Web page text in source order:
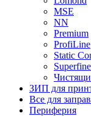
MSE
NN
Premium
ProfiLine
Static
Superfine
ЗИП для
Все для
Периферия